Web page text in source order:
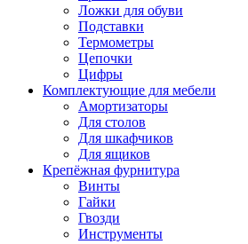
Ложки для обуви
Подставки
Термометры
Цепочки
Цифры
Комплектующие для мебели
Амортизаторы
Для столов
Для шкафчиков
Для ящиков
Крепёжная фурнитура
Винты
Гайки
Гвозди
Инструменты